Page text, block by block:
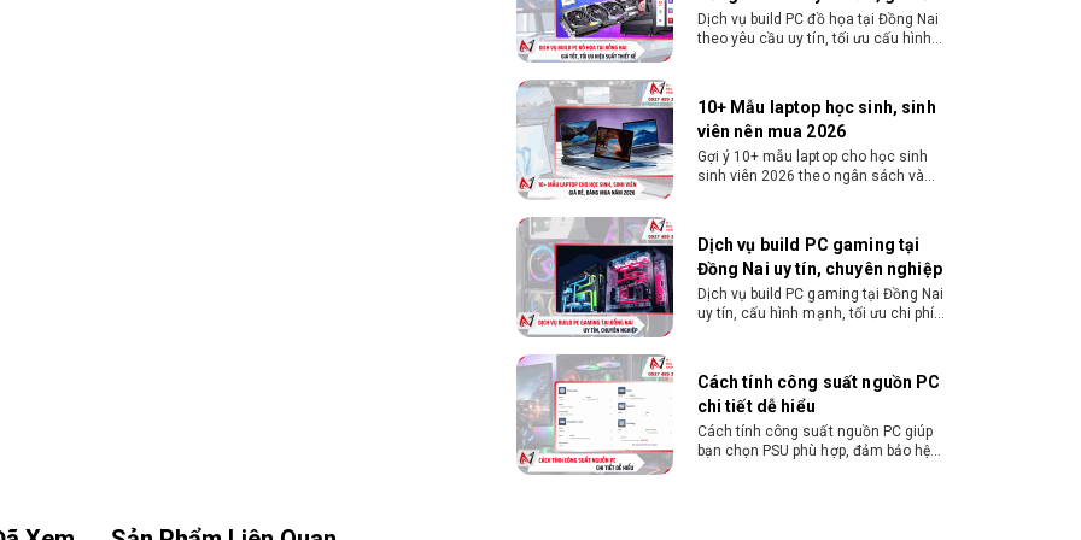
uy tín
Dịch vụ build PC đồ họa tại Đồng Nai
theo yêu cầu uy tín, tối ưu cấu hình
tiết ngay.
10+ Mẫu laptop học sinh, sinh
viên nên mua 2026
Gợi ý 10+ mẫu laptop cho học sinh
sinh viên 2026 theo ngân sách và
Dịch vụ build PC gaming tại
Đồng Nai uy tín, chuyên nghiệp
Dịch vụ build PC gaming tại Đồng Nai
uy tín, cấu hình mạnh, tối ưu chi phí,
Cách tính công suất nguồn PC
chi tiết dễ hiểu
Cách tính công suất nguồn PC giúp
bạn chọn PSU phù hợp, đảm bảo hệ